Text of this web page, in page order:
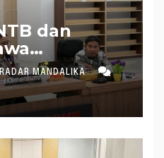
dan
8 Raperda
RADAR MANDALIKA